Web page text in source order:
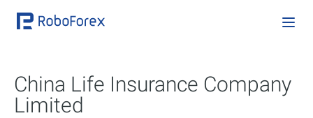
China Life Insurance Company
Limited